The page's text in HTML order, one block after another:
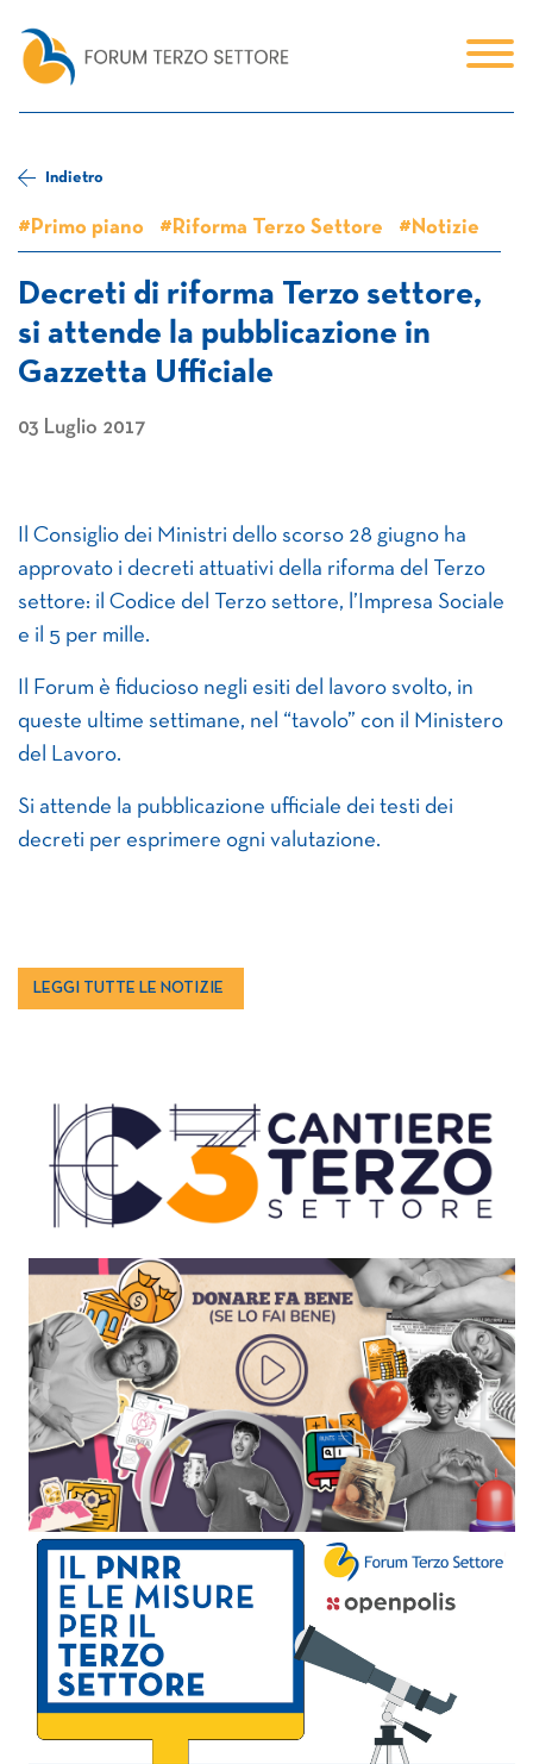
Indietro
#Primo piano #Riforma Terzo Settore #Notizie
Decreti di riforma Terzo settore,
si attende la pubblicazione in
Gazzetta Ufficiale
03 Luglio 2017
Il Consiglio dei Ministri dello scorso 28 giugno ha
approvato i decreti attuativi della riforma del Terzo
settore: il Codice del Terzo settore, l’Impresa Sociale
e il 5 per mille.
Il Forum è fiducioso negli esiti del lavoro svolto, in
queste ultime settimane, nel “tavolo” con il Ministero
del Lavoro.
Si attende la pubblicazione ufficiale dei testi dei
decreti per esprimere ogni valutazione.
LEGGI TUTTE LE NOTIZIE